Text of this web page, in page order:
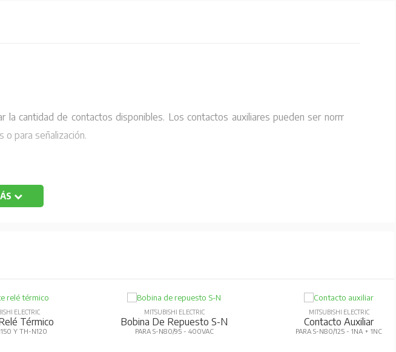
cantidad de contactos disponibles. Los contactos auxiliares pueden ser normalmente
o para señalización.
ELECTRIC
Térmico
Y TH-N120
MITSUBISHI ELECTRIC
Bobina De Repuesto S-N
PARA S-N80/95 - 400VAC
MITSUBISHI ELECTRIC
Contacto Auxiliar
PARA S-N80/125 - 1NA + 1NC